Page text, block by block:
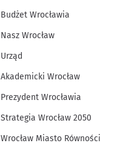
Budżet Wrocławia
Nasz Wrocław
Urząd
Akademicki Wrocław
Prezydent Wrocławia
Strategia Wrocław 2050
Wrocław Miasto Równości